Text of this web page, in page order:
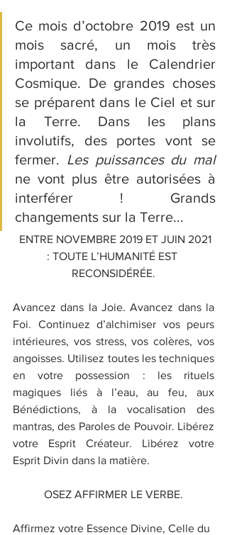
Ce mois d’octobre 2019 est un
mois sacré, un mois très
important dans le Calendrier
Cosmique. De grandes choses
se préparent dans le Ciel et sur
la Terre. Dans les plans
involutifs, des portes vont se
fermer. Les puissances du mal
ne vont plus être autorisées à
interférer ! Grands
changements sur la Terre...
: TOUTE L’HUMANITÉ EST
RECONSIDÉRÉE.
Avancez dans la Joie. Avancez dans la
Foi. Continuez d’alchimiser vos peurs
intérieures, vos stress, vos colères, vos
angoisses. Utilisez toutes les techniques
en votre possession : les rituels
magiques liés à l’eau, au feu, aux
Bénédictions, à la vocalisation des
mantras, des Paroles de Pouvoir. Libérez
votre Esprit Créateur. Libérez votre
Esprit Divin dans la matière.
OSEZ AFFIRMER LE VERBE.
Affirmez votre Essence Divine, Celle du